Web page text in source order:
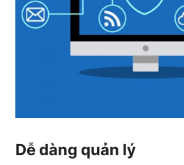
Dễ dàng quản lý